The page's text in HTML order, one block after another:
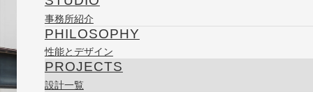
事務所紹介
PHILOSOPHY
性能とデザイン
PROJECTS
設計一覧
2021/10/30